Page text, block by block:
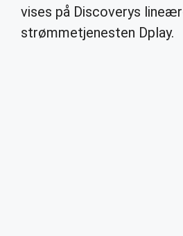
vises på Discoverys
strømmetjenesten Dplay.